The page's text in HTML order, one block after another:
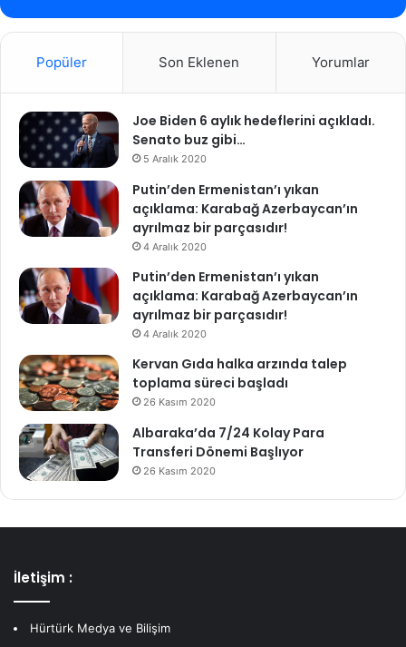
Popüler Son Eklenen Yorumlar
Joe Biden 6 aylık hedeflerini açıkladı.
Senato buz gibi…
5 Aralık 2020
Putin’den Ermenistan’ı yıkan
açıklama: Karabağ Azerbaycan’ın
ayrılmaz bir parçasıdır!
4 Aralık 2020
Putin’den Ermenistan’ı yıkan
açıklama: Karabağ Azerbaycan’ın
ayrılmaz bir parçasıdır!
4 Aralık 2020
Kervan Gıda halka arzında talep
toplama süreci başladı
26 Kasım 2020
Albaraka’da 7/24 Kolay Para
Transferi Dönemi Başlıyor
26 Kasım 2020
İletişim :
Hürtürk Medya ve Bilişim